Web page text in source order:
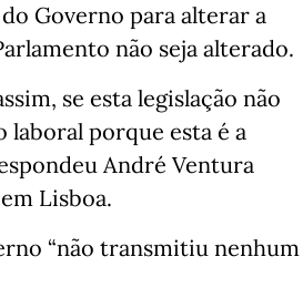
Governo para alterar a
não seja alterado.
se esta legislação não
laboral porque esta é a
André Ventura
Lisboa.
“não transmitiu nenhum